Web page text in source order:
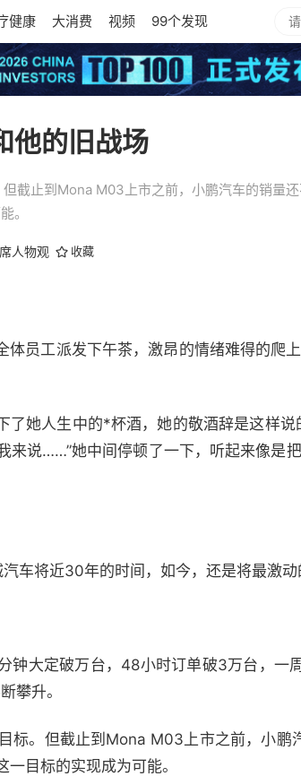
健康 大消费 视频 99个发现
他的旧战场
截止到Mona M03上市之前，小鹏汽车的销量
。
人物观 收藏
体员工派发下午茶，激昂的情绪难得的爬
了她人生中的*杯酒，她的敬酒辞是这样说
来说……”她中间停顿了一下，听起来像是
车将近30年的时间，如今，还是将最激动
大定破万台，48小时订单破3万台，一
攀升。
标。但截止到Mona M03上市之前，小鹏
目标的实现成为可能。